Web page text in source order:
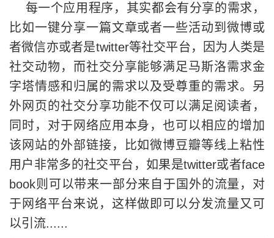
每一个应用程序，其实都会有分享的需求，
比如一键分享一篇文章或者一些活动到微博或
者微信亦或者是twitter等社交平台，因为人类是
社交动物，而社交分享能够满足马斯洛需求金
字塔情感和归属的需求以及受尊重的需求。另
外网页的社交分享功能不仅可以满足阅读者，
同时，对于网络应用本身，也可以相应的增加
该网站的外部链接，比如微博豆瓣等线上粘性
用户非常多的社交平台，如果是twitter或者face
book则可以带来一部分来自于国外的流量，对
于网络平台来说，这样做即可以分发流量又可
以引流......